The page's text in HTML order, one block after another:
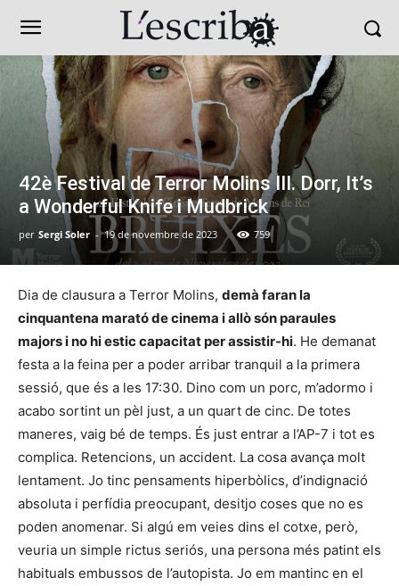
42è Festival de Terror Molins III. Dorr, It’s
a Wonderful Knife i Mudbrick
per Sergi Soler - 19 de novembre de 2023 759
Dia de clausura a Terror Molins, demà faran la
cinquantena marató de cinema i allò són paraules
majors i no hi estic capacitat per assistir-hi. He demanat
festa a la feina per a poder arribar tranquil a la primera
sessió, que és a les 17:30. Dino com un porc, m’adormo i
acabo sortint un pèl just, a un quart de cinc. De totes
maneres, vaig bé de temps. És just entrar a l’AP-7 i tot es
complica. Retencions, un accident. La cosa avança molt
lentament. Jo tinc pensaments hiperbòlics, d’indignació
absoluta i perfídia preocupant, desitjo coses que no es
poden anomenar. Si algú em veies dins el cotxe, però,
veuria un simple rictus seriós, una persona més patint els
habituals embussos de l’autopista. Jo em mantinc en el